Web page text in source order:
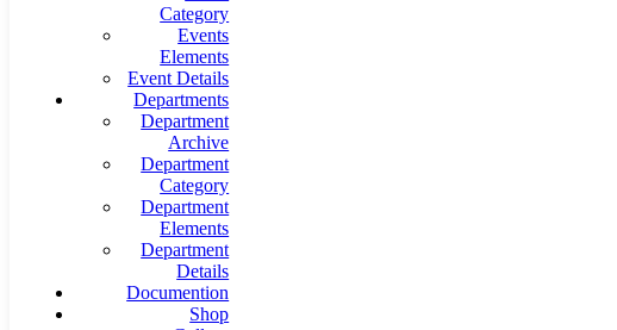
Category
Events
Elements
Event Details
Departments
Department
Archive
Department
Category
Department
Elements
Department
Details
Documention
Shop